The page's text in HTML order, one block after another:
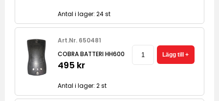
Antal i lager: 24 st
Art.Nr. 650481
COBRA BATTERI HH600
495 kr
Antal i lager: 2 st